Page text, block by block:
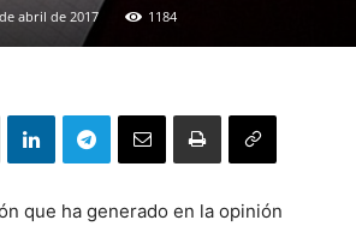
abril de 2017 1184
que ha generado en la opinión